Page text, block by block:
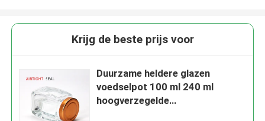
Krijg de beste prijs voor
Duurzame heldere glazen
voedselpot 100 ml 240 ml
hoogverzegelde